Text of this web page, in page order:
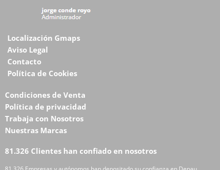
Localización Gmaps
Aviso Legal
Contacto
Política de Cookies
Condiciones de Venta
Política de privacidad
Trabaja con Nosotros
Nuestras Marcas
81.326 Clientes han confiado en nosotros